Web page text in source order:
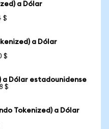
a Dólar
$
a Dólar
$
Dólar estadounidense
$
Tokenized) a Dólar